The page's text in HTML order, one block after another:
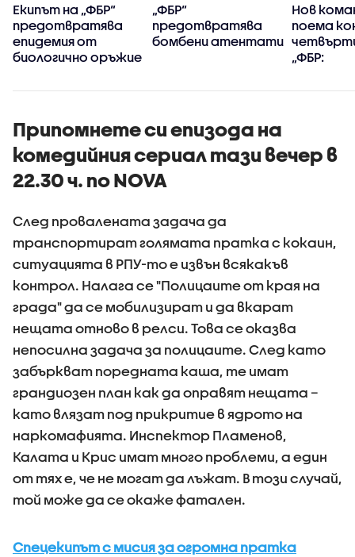
Екипът на „ФБР“
предотвратява
епидемия от
биологично оръжие
„ФБР“
предотвратява
бомбени атентати
Нов
поема
„ФБР:
Припомнете си епизода на
комедийния сериал тази вечер в
22.30 ч. по NOVA
След провалената задача да
транспортират голямата пратка с кокаин,
ситуацията в РПУ-то е извън всякакъв
контрол. Налага се "Полицаите от края на
града" да се мобилизират и да вкарат
нещата отново в релси. Това се оказва
непосилна задача за полицаите. След като
забъркват поредната каша, те имат
грандиозен план как да оправят нещата –
като влязат под прикритие в ядрото на
наркомафията. Инспектор Пламенов,
Калата и Крис имат много проблеми, а един
от тях е, че не могат да лъжат. В този случай,
той може да се окаже фатален.
Спецекипът с мисия за огромна пратка